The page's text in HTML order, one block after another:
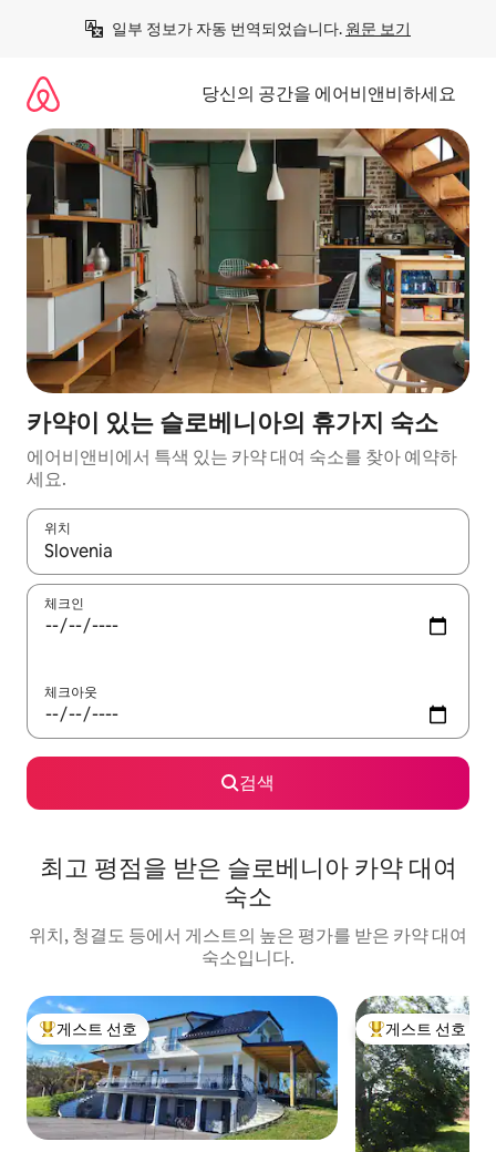
일부 정보가 자동 번역되었습니다. 원문 보기
당신의 공간을 에어비앤비하세요
카약이 있는 슬로베니아의 휴가지 숙소
에어비앤비에서 특색 있는 카약 대여 숙소를 찾아 예약하
세요.
위치
결과가 나오면 위·아래 화살표 키를 사용하거나 터치 또는 스와이
체크인
체크아웃
검색
최고 평점을 받은 슬로베니아 카약 대여
숙소
위치, 청결도 등에서 게스트의 높은 평가를 받은 카약 대여
숙소입니다.
상위 게스트 선호
게스트 선호 상위 게스트 선호
게스트 선호